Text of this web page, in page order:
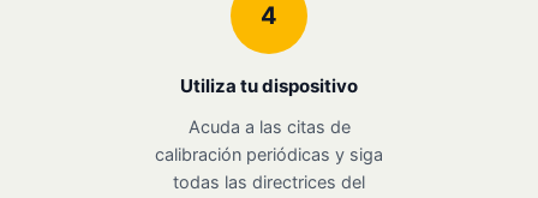
4
Utiliza tu dispositivo
Acuda a las citas de
calibración periódicas y siga
todas las directrices del